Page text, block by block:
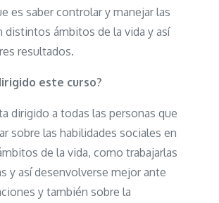
es saber controlar y manejar las
distintos ámbitos de la vida y así
resultados.
este curso?
dirigido a todas las personas que
sobre las habilidades sociales en
de la vida, como trabajarlas
y así desenvolverse mejor ante
y también sobre la